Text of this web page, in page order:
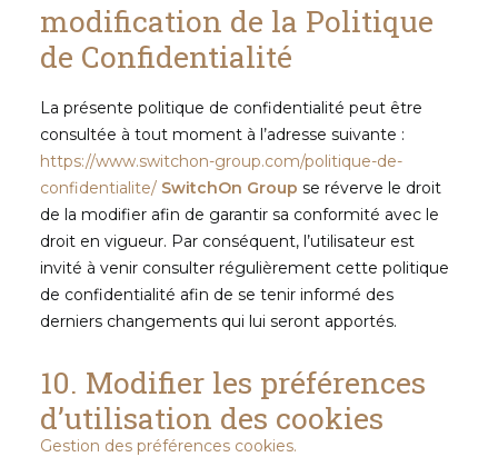
modification de la Politique
de Confidentialité
La présente politique de confidentialité peut être
consultée à tout moment à l’adresse suivante :
https://www.switchon-group.com/politique-de-
confidentialite/ SwitchOn Group se réverve le droit
de la modifier afin de garantir sa conformité avec le
droit en vigueur. Par conséquent, l’utilisateur est
invité à venir consulter régulièrement cette politique
de confidentialité afin de se tenir informé des
derniers changements qui lui seront apportés.
10. Modifier les préférences
d’utilisation des cookies
Gestion des préférences cookies.